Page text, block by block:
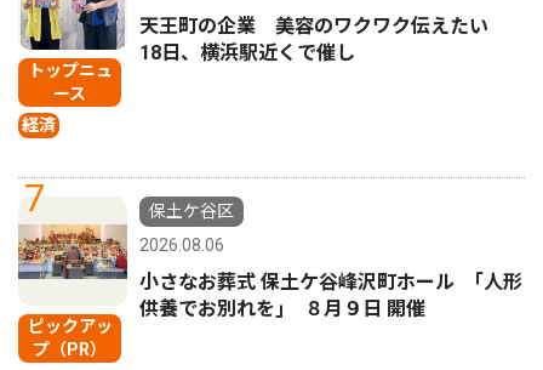
トップニュ
ース
経済
天王町の企業 美容のワクワク伝えたい
18日、横浜駅近くで催し
7
ピックアッ
プ（PR）
保土ケ谷区
2026.08.06
小さなお葬式 保土ケ谷峰沢町ホール ｢人形
供養でお別れを｣ ８月９日 開催